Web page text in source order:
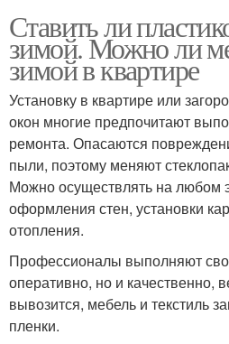
Ставить ли
зимой. Можно ли
зимой в квартире
Установку в квартире или
окон многие предпочитают
ремонта. Опасаются
пыли, поэтому меняют
Можно осуществлять на любом
оформления стен, установки
отопления.
Профессионалы выполняют
оперативно, но и качественно,
вывозится, мебель и текстиль
пленки.